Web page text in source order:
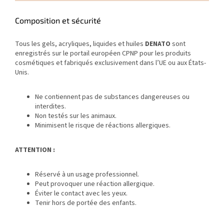
Composition et sécurité
Tous les gels, acryliques, liquides et huiles DENATO sont
enregistrés sur le portail européen CPNP pour les produits
cosmétiques et fabriqués exclusivement dans l’UE ou aux États-
Unis.
Ne contiennent pas de substances dangereuses ou
interdites.
Non testés sur les animaux.
Minimisent le risque de réactions allergiques.
ATTENTION :
Réservé à un usage professionnel.
Peut provoquer une réaction allergique.
Éviter le contact avec les yeux.
Tenir hors de portée des enfants.